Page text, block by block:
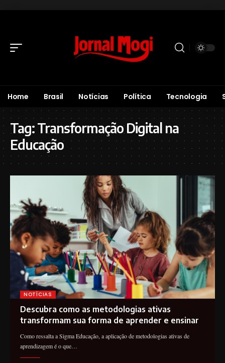
Home Brasil Notícias Política Tecnologia
Tag:Transformação Digital na
Educação
NOTÍCIAS
Descubra como as metodologias ativas
transformam sua forma de aprender e ensinar
Como ressalta a Sigma Educação, a aplicação de metodologias ativas de
aprendizagem é o que…